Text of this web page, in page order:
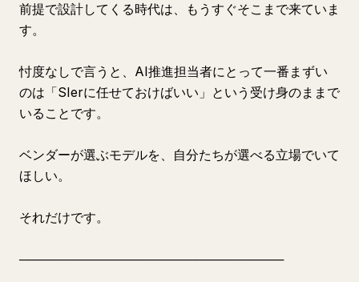
前提で設計してくる時代は、もうすぐそこまで来ていま
す。
忖度なしで言うと、AI推進担当者にとって一番まずい
のは「SIerに任せておけばいい」という受け身のままで
いることです。
ベンダーが選ぶモデルを、自分たちが選べる立場でいて
ほしい。
それだけです。
──────────────────────────────